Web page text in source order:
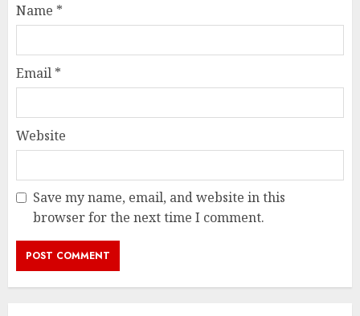
Name *
Email *
Website
Save my name, email, and website in this
browser for the next time I comment.